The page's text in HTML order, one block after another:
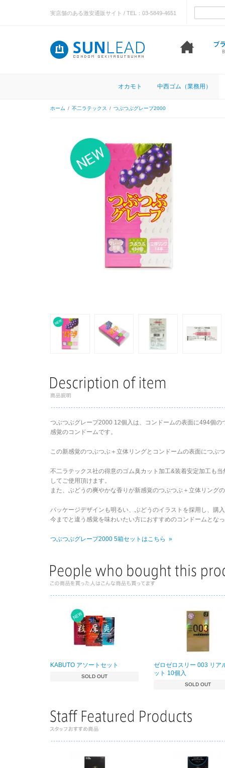
実店舗のある激安通販サイト / TEL：03-5849-4651
オカモト 中西ゴム（業務用）
ホーム / 不二ラテックス / つぶつぶグレープ2000
つぶつぶグレープ2000 12個入は、コンドームの表面に494個
感覚のコンドームです。
この新感覚のつぶつぶ＋立体リングとコンドームの表面につぶ
不二ラテックス社の得意のゴム臭カット加工&装着安定加工も
してご使用頂けます。
また、ぶどうの爽やかな香りが新感覚のつぶつぶ＋立体リング
パッケージデザインも明るい、ぶどうのイラストを採用し、購
今までと違う感覚を味わいたい方におすすめのコンドームとな
つぶつぶグレープ2000 5箱セットはこちら »
KABUTO アソートセット
SOLD OUT
ゼロゼロスリー 003 リア
ット 10個入
SOLD OUT